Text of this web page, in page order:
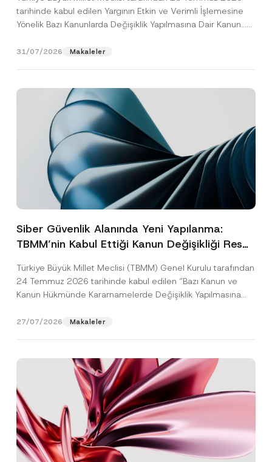
tarihinde kabul edilen Yargının Etkin ve Verimli İşlemesine
Yönelik Bazı Kanunlarda Değişiklik Yapılmasına Dair Kanun...
31/07/2026 Makaleler
Siber Güvenlik Alanında Yeni Yapılanma:
TBMM’nin Kabul Ettiği Kanun Değişikliği Resmî
Türkiye Büyük Millet Meclisi (TBMM) Genel Kurulu tarafından
24 Temmuz 2026 tarihinde kabul edilen “Bazı Kanun ve
Kanun Hükmünde Kararnamelerde Değişiklik Yapılmasına
27/07/2026 Makaleler